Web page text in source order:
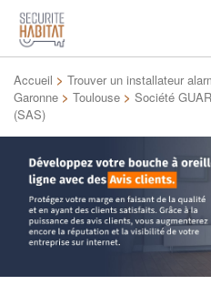
Accueil > Trouver un installateur
Garonne > Toulouse > Société
(SAS)